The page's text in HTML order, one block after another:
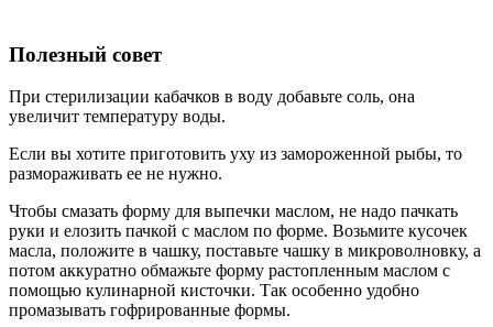
Полезный совет
При стерилизации кабачков в воду добавьте соль, она
увеличит температуру воды.
Если вы хотите приготовить уху из замороженной рыбы, то
размораживать ее не нужно.
Чтобы смазать форму для выпечки маслом, не надо пачкать
руки и елозить пачкой с маслом по форме. Возьмите кусочек
масла, положите в чашку, поставьте чашку в микроволновку, а
потом аккуратно обмажьте форму растопленным маслом с
помощью кулинарной кисточки. Так особенно удобно
промазывать гофрированные формы.